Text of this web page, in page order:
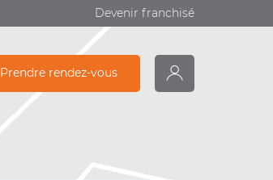
Devenir franchisé
Prendre rendez-vous